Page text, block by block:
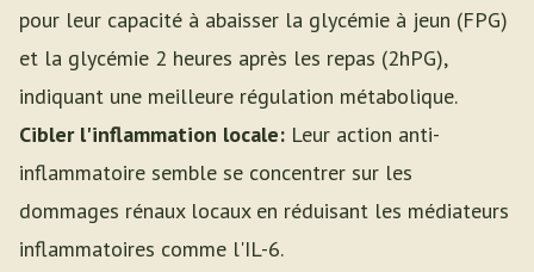
pour leur capacité à abaisser la glycémie à jeun (FPG)
et la glycémie 2 heures après les repas (2hPG),
indiquant une meilleure régulation métabolique.
Cibler l'inflammation locale: Leur action anti-
inflammatoire semble se concentrer sur les
dommages rénaux locaux en réduisant les médiateurs
inflammatoires comme l'IL-6.